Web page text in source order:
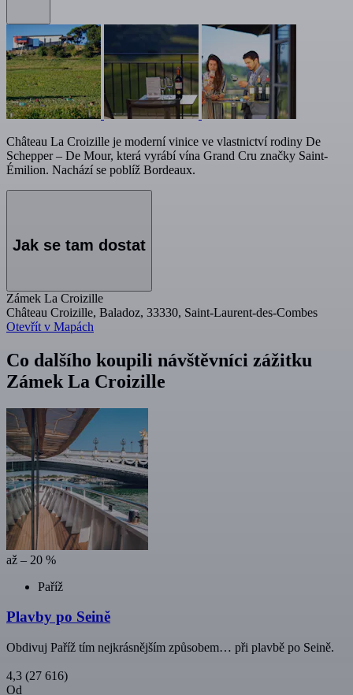
Château La Croizille je moderní vinice ve vlastnictví rodiny De
Schepper – De Mour, která vyrábí vína Grand Cru značky Saint-
Émilion. Nachází se poblíž Bordeaux.
Jak se tam dostat
Zámek La Croizille
Château Croizille, Baladoz, 33330, Saint-Laurent-des-Combes
Otevřít v Mapách
Co dalšího koupili návštěvníci zážitku
Zámek La Croizille
až – 20 %
Paříž
Plavby po Seině
Obdivuj Paříž tím nejkrásnějším způsobem… při plavbě po Seině.
4,3 (27 616)
Od